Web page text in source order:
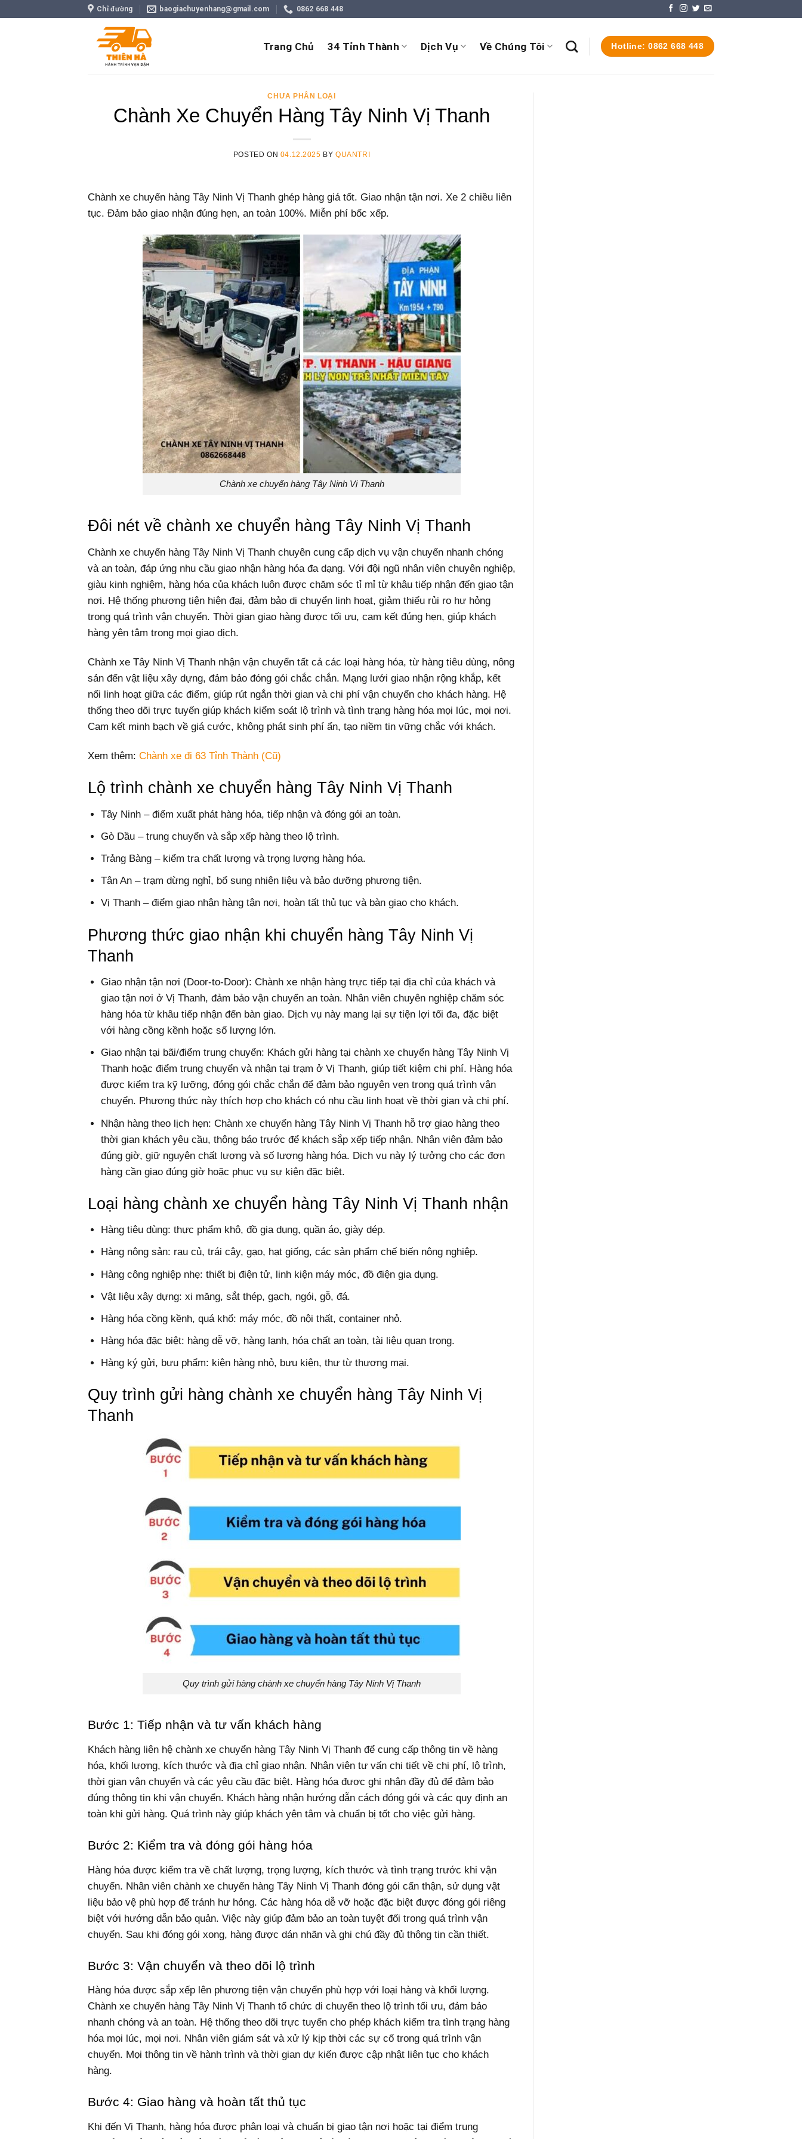
Chỉ đường baogiachuyenhang@gmail.com 0862 668 448
Trang Chủ 34 Tỉnh Thành Dịch Vụ Về Chúng Tôi Hotline: 0862 668 448
CHƯA PHÂN LOẠI
Chành Xe Chuyển Hàng Tây Ninh Vị Thanh
POSTED ON 04.12.2025 BYQUANTRI
Chành xe chuyển hàng Tây Ninh Vị Thanh ghép hàng giá tốt. Giao nhận tận nơi. Xe 2 chiều liên
tục. Đảm bảo giao nhận đúng hẹn, an toàn 100%. Miễn phí bốc xếp.
Chành xe chuyển hàng Tây Ninh Vị Thanh
Đôi nét về chành xe chuyển hàng Tây Ninh Vị Thanh
Chành xe chuyển hàng Tây Ninh Vị Thanh chuyên cung cấp dịch vụ vận chuyển nhanh chóng
và an toàn, đáp ứng nhu cầu giao nhận hàng hóa đa dạng. Với đội ngũ nhân viên chuyên nghiệp,
giàu kinh nghiệm, hàng hóa của khách luôn được chăm sóc tỉ mỉ từ khâu tiếp nhận đến giao tận
nơi. Hệ thống phương tiện hiện đại, đảm bảo di chuyển linh hoạt, giảm thiểu rủi ro hư hỏng
trong quá trình vận chuyển. Thời gian giao hàng được tối ưu, cam kết đúng hẹn, giúp khách
hàng yên tâm trong mọi giao dịch.
Chành xe Tây Ninh Vị Thanh nhận vận chuyển tất cả các loại hàng hóa, từ hàng tiêu dùng, nông
sản đến vật liệu xây dựng, đảm bảo đóng gói chắc chắn. Mạng lưới giao nhận rộng khắp, kết
nối linh hoạt giữa các điểm, giúp rút ngắn thời gian và chi phí vận chuyển cho khách hàng. Hệ
thống theo dõi trực tuyến giúp khách kiểm soát lộ trình và tình trạng hàng hóa mọi lúc, mọi nơi.
Cam kết minh bạch về giá cước, không phát sinh phí ẩn, tạo niềm tin vững chắc với khách.
Xem thêm: Chành xe đi 63 Tỉnh Thành (Cũ)
Lộ trình chành xe chuyển hàng Tây Ninh Vị Thanh
Tây Ninh – điểm xuất phát hàng hóa, tiếp nhận và đóng gói an toàn.
Gò Dầu – trung chuyển và sắp xếp hàng theo lộ trình.
Trảng Bàng – kiểm tra chất lượng và trọng lượng hàng hóa.
Tân An – trạm dừng nghỉ, bổ sung nhiên liệu và bảo dưỡng phương tiện.
Vị Thanh – điểm giao nhận hàng tận nơi, hoàn tất thủ tục và bàn giao cho khách.
Phương thức giao nhận khi chuyển hàng Tây Ninh Vị
Thanh
Giao nhận tận nơi (Door-to-Door): Chành xe nhận hàng trực tiếp tại địa chỉ của khách và
giao tận nơi ở Vị Thanh, đảm bảo vận chuyển an toàn. Nhân viên chuyên nghiệp chăm sóc
hàng hóa từ khâu tiếp nhận đến bàn giao. Dịch vụ này mang lại sự tiện lợi tối đa, đặc biệt
với hàng cồng kềnh hoặc số lượng lớn.
Giao nhận tại bãi/điểm trung chuyển: Khách gửi hàng tại chành xe chuyển hàng Tây Ninh Vị
Thanh hoặc điểm trung chuyển và nhận tại trạm ở Vị Thanh, giúp tiết kiệm chi phí. Hàng hóa
được kiểm tra kỹ lưỡng, đóng gói chắc chắn để đảm bảo nguyên vẹn trong quá trình vận
chuyển. Phương thức này thích hợp cho khách có nhu cầu linh hoạt về thời gian và chi phí.
Nhận hàng theo lịch hẹn: Chành xe chuyển hàng Tây Ninh Vị Thanh hỗ trợ giao hàng theo
thời gian khách yêu cầu, thông báo trước để khách sắp xếp tiếp nhận. Nhân viên đảm bảo
đúng giờ, giữ nguyên chất lượng và số lượng hàng hóa. Dịch vụ này lý tưởng cho các đơn
hàng cần giao đúng giờ hoặc phục vụ sự kiện đặc biệt.
Loại hàng chành xe chuyển hàng Tây Ninh Vị Thanh nhận
Hàng tiêu dùng: thực phẩm khô, đồ gia dụng, quần áo, giày dép.
Hàng nông sản: rau củ, trái cây, gạo, hạt giống, các sản phẩm chế biến nông nghiệp.
Hàng công nghiệp nhẹ: thiết bị điện tử, linh kiện máy móc, đồ điện gia dụng.
Vật liệu xây dựng: xi măng, sắt thép, gạch, ngói, gỗ, đá.
Hàng hóa cồng kềnh, quá khổ: máy móc, đồ nội thất, container nhỏ.
Hàng hóa đặc biệt: hàng dễ vỡ, hàng lạnh, hóa chất an toàn, tài liệu quan trọng.
Hàng ký gửi, bưu phẩm: kiện hàng nhỏ, bưu kiện, thư từ thương mại.
Quy trình gửi hàng chành xe chuyển hàng Tây Ninh Vị
Thanh
Quy trình gửi hàng chành xe chuyển hàng Tây Ninh Vị Thanh
Bước 1: Tiếp nhận và tư vấn khách hàng
Khách hàng liên hệ chành xe chuyển hàng Tây Ninh Vị Thanh để cung cấp thông tin về hàng
hóa, khối lượng, kích thước và địa chỉ giao nhận. Nhân viên tư vấn chi tiết về chi phí, lộ trình,
thời gian vận chuyển và các yêu cầu đặc biệt. Hàng hóa được ghi nhận đầy đủ để đảm bảo
đúng thông tin khi vận chuyển. Khách hàng nhận hướng dẫn cách đóng gói và các quy định an
toàn khi gửi hàng. Quá trình này giúp khách yên tâm và chuẩn bị tốt cho việc gửi hàng.
Bước 2: Kiểm tra và đóng gói hàng hóa
Hàng hóa được kiểm tra về chất lượng, trọng lượng, kích thước và tình trạng trước khi vận
chuyển. Nhân viên chành xe chuyển hàng Tây Ninh Vị Thanh đóng gói cẩn thận, sử dụng vật
liệu bảo vệ phù hợp để tránh hư hỏng. Các hàng hóa dễ vỡ hoặc đặc biệt được đóng gói riêng
biệt với hướng dẫn bảo quản. Việc này giúp đảm bảo an toàn tuyệt đối trong quá trình vận
chuyển. Sau khi đóng gói xong, hàng được dán nhãn và ghi chú đầy đủ thông tin cần thiết.
Bước 3: Vận chuyển và theo dõi lộ trình
Hàng hóa được sắp xếp lên phương tiện vận chuyển phù hợp với loại hàng và khối lượng.
Chành xe chuyển hàng Tây Ninh Vị Thanh tổ chức di chuyển theo lộ trình tối ưu, đảm bảo
nhanh chóng và an toàn. Hệ thống theo dõi trực tuyến cho phép khách kiểm tra tình trạng hàng
hóa mọi lúc, mọi nơi. Nhân viên giám sát và xử lý kịp thời các sự cố trong quá trình vận
chuyển. Mọi thông tin về hành trình và thời gian dự kiến được cập nhật liên tục cho khách
hàng.
Bước 4: Giao hàng và hoàn tất thủ tục
Khi đến Vị Thanh, hàng hóa được phân loại và chuẩn bị giao tận nơi hoặc tại điểm trung